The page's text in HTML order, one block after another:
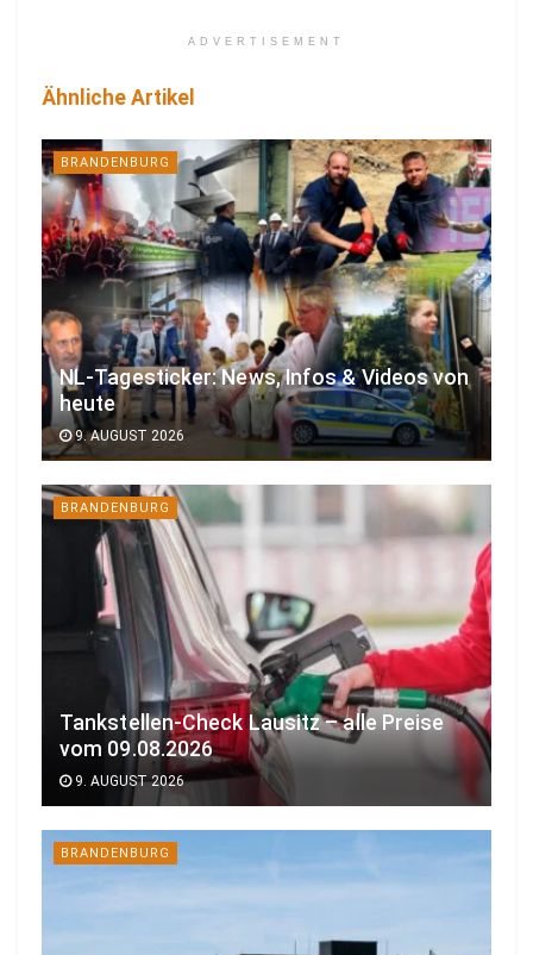
ADVERTISEMENT
Ähnliche Artikel
BRANDENBURG
NL-Tagesticker: News, Infos & Videos von
heute
9. AUGUST 2026
BRANDENBURG
Tankstellen-Check Lausitz – alle Preise
vom 09.08.2026
9. AUGUST 2026
BRANDENBURG